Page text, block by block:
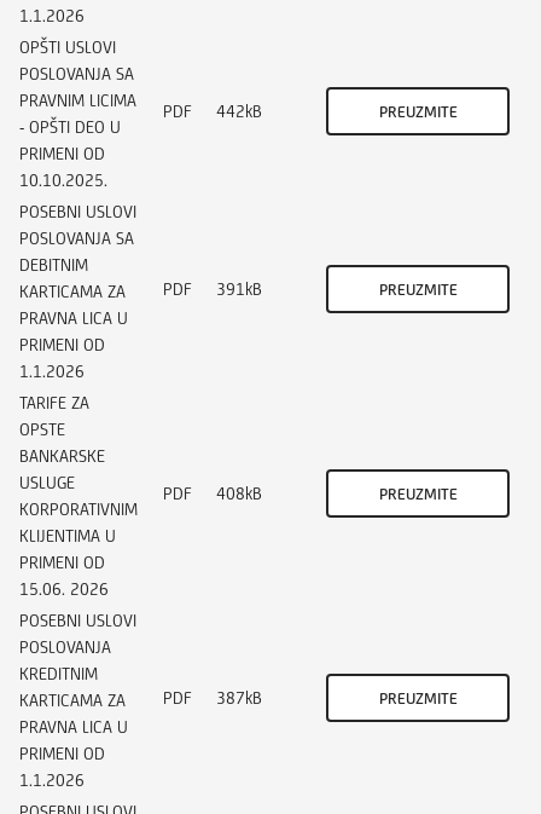
1.1.2026
OPŠTI USLOVI
POSLOVANJA SA
PRAVNIM LICIMA
- OPŠTI DEO U
PRIMENI OD
10.10.2025.
PDF 442kB PREUZMITE
POSEBNI USLOVI
POSLOVANJA SA
DEBITNIM
KARTICAMA ZA
PRAVNA LICA U
PRIMENI OD
1.1.2026
PDF 391kB PREUZMITE
TARIFE ZA
OPSTE
BANKARSKE
USLUGE
KORPORATIVNIM
KLIJENTIMA U
PRIMENI OD
15.06. 2026
PDF 408kB PREUZMITE
POSEBNI USLOVI
POSLOVANJA
KREDITNIM
KARTICAMA ZA
PRAVNA LICA U
PRIMENI OD
1.1.2026
PDF 387kB PREUZMITE